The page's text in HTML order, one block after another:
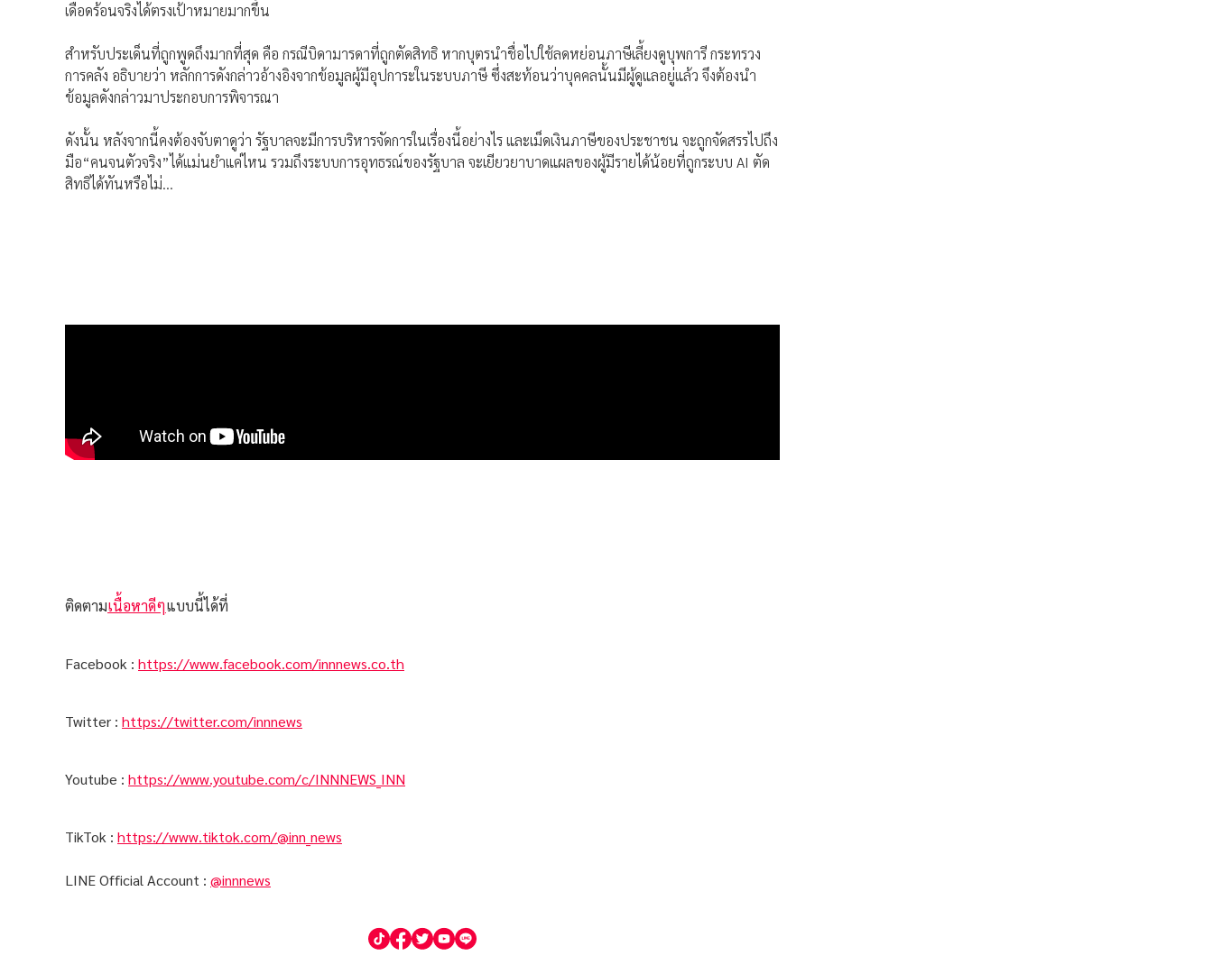
เดือดร้อนจริงได้ตรงเป้าหมายมากขึ้น
สำหรับประเด็นที่ถูกพูดถึงมากที่สุด คือ กรณีบิดามารดาที่ถูกตัดสิทธิ หากบุตรนำชื่อไปใช้ลดหย่อนภาษีเลี้ยงดูบุพการี กระทรวง
การคลัง อธิบายว่า หลักการดังกล่าวอ้างอิงจากข้อมูลผู้มีอุปการะในระบบภาษี ซึ่งสะท้อนว่าบุคคลนั้นมีผู้ดูแลอยู่แล้ว จึงต้องนำ
ข้อมูลดังกล่าวมาประกอบการพิจารณา
ดังนั้น หลังจากนี้คงต้องจับตาดูว่า รัฐบาลจะมีการบริหารจัดการในเรื่องนี้อย่างไร และเม็ดเงินภาษีของประชาชน จะถูกจัดสรรไปถึง
มือ“คนจนตัวจริง”ได้แม่นยำแค่ไหน รวมถึงระบบการอุทธรณ์ของรัฐบาล จะเยียวยาบาดแผลของผู้มีรายได้น้อยที่ถูกระบบ AI ตัด
สิทธิได้ทันหรือไม่…
ติดตามเนื้อหาดีๆแบบนี้ได้ที่
Facebook : https://www.facebook.com/innnews.co.th
Twitter : https://twitter.com/innnews
Youtube : https://www.youtube.com/c/INNNEWS_INN
TikTok : https://www.tiktok.com/@inn_news
LINE Official Account : @innnews